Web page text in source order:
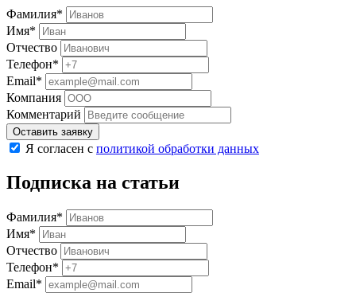
Фамилия*
Имя*
Отчество
Телефон*
Email*
Компания
Комментарий
Оставить заявку
Я согласен с политикой обработки данных
Подписка на статьи
Фамилия*
Имя*
Отчество
Телефон*
Email*